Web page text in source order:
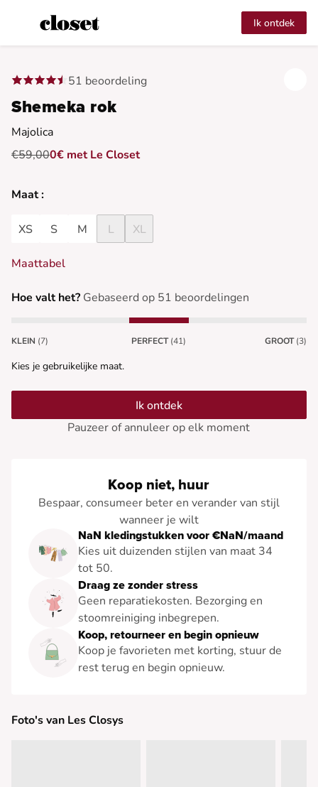
Ik ontdek
51 beoordeling
Shemeka rok
Majolica
€59,000€ met Le Closet
Maat :
XS S M L XL
Maattabel
Hoe valt het? Gebaseerd op 51 beoordelingen
KLEIN (7) PERFECT (41) GROOT (3)
Kies je gebruikelijke maat.
Ik ontdek
Pauzeer of annuleer op elk moment
Koop niet, huur
Bespaar, consumeer beter en verander van stijl
wanneer je wilt
NaN kledingstukken voor €NaN/maand
Kies uit duizenden stijlen van maat 34
tot 50.
Draag ze zonder stress
Geen reparatiekosten. Bezorging en
stoomreiniging inbegrepen.
Koop, retourneer en begin opnieuw
Koop je favorieten met korting, stuur de
rest terug en begin opnieuw.
Foto's van Les Closys